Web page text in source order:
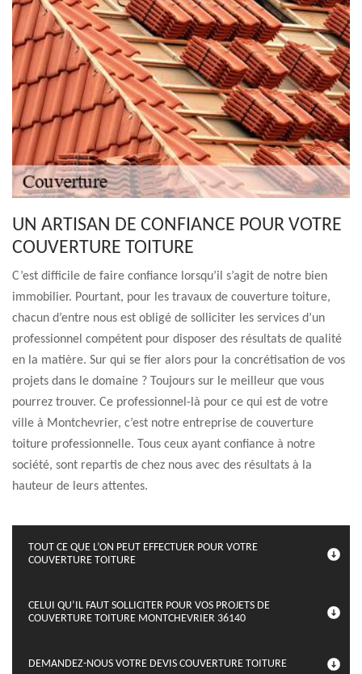
UN ARTISAN DE CONFIANCE POUR VOTRE
COUVERTURE TOITURE
C’est difficile de faire confiance lorsqu’il s’agit de notre bien
immobilier. Pourtant, pour les travaux de couverture toiture,
chacun d’entre nous est obligé de solliciter les services d’un
professionnel compétent pour disposer des résultats de qualité
en la matière. Sur qui se fier alors pour la concrétisation de vos
projets dans le domaine ? Toujours sur le meilleur que vous
pourrez trouver. Ce professionnel-là pour ce qui est de votre
ville à Montchevrier, c’est notre entreprise de couverture
toiture professionnelle. Tous ceux ayant confiance à notre
société, sont repartis de chez nous avec des résultats à la
hauteur de leurs attentes.
TOUT CE QUE L’ON PEUT EFFECTUER POUR VOTRE
COUVERTURE TOITURE
CELUI QU’IL FAUT SOLLICITER POUR VOS PROJETS DE
COUVERTURE TOITURE MONTCHEVRIER 36140
DEMANDEZ-NOUS VOTRE DEVIS COUVERTURE TOITURE